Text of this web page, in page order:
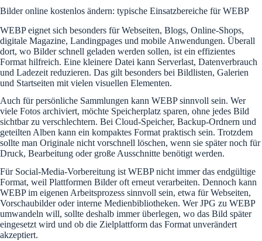
Bilder online kostenlos ändern: typische Einsatzbereiche für WEBP
WEBP eignet sich besonders für Webseiten, Blogs, Online-Shops,
digitale Magazine, Landingpages und mobile Anwendungen. Überall
dort, wo Bilder schnell geladen werden sollen, ist ein effizientes
Format hilfreich. Eine kleinere Datei kann Serverlast, Datenverbrauch
und Ladezeit reduzieren. Das gilt besonders bei Bildlisten, Galerien
und Startseiten mit vielen visuellen Elementen.
Auch für persönliche Sammlungen kann WEBP sinnvoll sein. Wer
viele Fotos archiviert, möchte Speicherplatz sparen, ohne jedes Bild
sichtbar zu verschlechtern. Bei Cloud-Speicher, Backup-Ordnern und
geteilten Alben kann ein kompaktes Format praktisch sein. Trotzdem
sollte man Originale nicht vorschnell löschen, wenn sie später noch für
Druck, Bearbeitung oder große Ausschnitte benötigt werden.
Für Social-Media-Vorbereitung ist WEBP nicht immer das endgültige
Format, weil Plattformen Bilder oft erneut verarbeiten. Dennoch kann
WEBP im eigenen Arbeitsprozess sinnvoll sein, etwa für Webseiten,
Vorschaubilder oder interne Medienbibliotheken. Wer JPG zu WEBP
umwandeln will, sollte deshalb immer überlegen, wo das Bild später
eingesetzt wird und ob die Zielplattform das Format unverändert
akzeptiert.